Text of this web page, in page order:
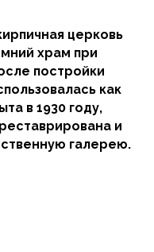
церковь
храм при
постройки
как
в 1930 году,
и
галерею.